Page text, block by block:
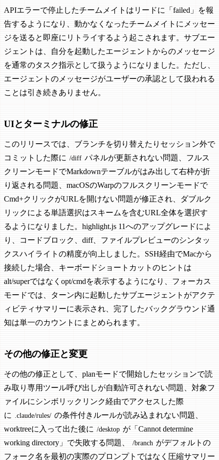
APIエラーで停止したチームメイトはリードに「failed」を報
告するようになり、動かなくなったチームメイトにメッセー
ジを送ると即座にリトライするよう起こされます。サブエー
ジェントは、自分を起動したエージェントからのメッセージ
を通常のタスク指示として扱うようになりました。ただし、
エージェントのメッセージがユーザーの承認として扱われる
ことは引き続きありません。
UIとターミナルの修正
このリリースでは、ブランチを切り替えたりセッション外で
コミットした際に /diff パネルが更新されない問題、フルス
クリーンモードでMarkdownテーブルがはみ出して右枠が折
り返される問題、macOSのWarpのフルスクリーンモードで
Cmd+クリックがURLを開けない問題が修正され、ダブルク
リックによる単語選択はスキームを含むURL全体を選択す
るようになりました。highlight.js 11へのアップグレードによ
り、コードブロック、diff、ファイルプレビューのシンタッ
クスハイライトの精度が向上しました。SSH経由でMacから
接続した場合、キーボードショートカットのヒントは
alt/superではなくopt/cmdを表示するようになり、フォーカス
モードでは、ターン内に起動したサブエージェントがアクテ
ィビティサマリーに表示され、完了したバックグラウンド通
知は単一のカウントにまとめられます。
その他の修正と変更
その他の修正として、planモードで開始したセッションで読
み取り専用ツール呼び出しが自動許可されない問題、対象フ
ァイルにシンボリックリンク経由でアクセスした際
に
.claude/rules/ の条件付きルールが読み込まれない問題、
worktreeに入って出た後に /desktop が「Cannot determine
working directory」で失敗する問題、
/branch がデフォルトの
フォーク名を最初の実際のプロンプトではなく圧縮サマリー